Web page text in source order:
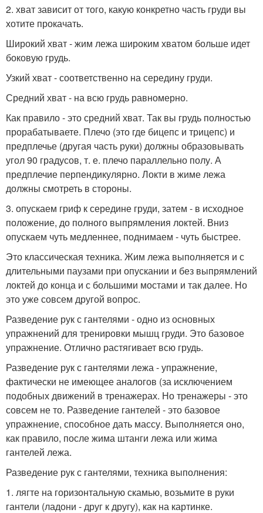
2. хват зависит от того, какую конкретно часть груди вы
хотите прокачать.
Широкий хват - жим лежа широким хватом больше идет
боковую грудь.
Узкий хват - соответственно на середину груди.
Средний хват - на всю грудь равномерно.
Как правило - это средний хват. Так вы грудь полностью
прорабатываете. Плечо (это где бицепс и трицепс) и
предплечье (другая часть руки) должны образовывать
угол 90 градусов, т. е. плечо параллельно полу. А
предплечие перпендикулярно. Локти в жиме лежа
должны смотреть в стороны.
3. опускаем гриф к середине груди, затем - в исходное
положение, до полного выпрямления локтей. Вниз
опускаем чуть медленнее, поднимаем - чуть быстрее.
Это классическая техника. Жим лежа выполняется и с
длительными паузами при опускании и без выпрямлений
локтей до конца и с большими мостами и так далее. Но
это уже совсем другой вопрос.
Разведение рук с гантелями - одно из основных
упражнений для тренировки мышц груди. Это базовое
упражнение. Отлично растягивает всю грудь.
Разведение рук с гантелями лежа - упражнение,
фактически не имеющее аналогов (за исключением
подобных движений в тренажерах. Но тренажеры - это
совсем не то. Разведение гантелей - это базовое
упражнение, способное дать массу. Выполняется оно,
как правило, после жима штанги лежа или жима
гантелей лежа.
Разведение рук с гантелями, техника выполнения:
1. лягте на горизонтальную скамью, возьмите в руки
гантели (ладони - друг к другу), как на картинке.